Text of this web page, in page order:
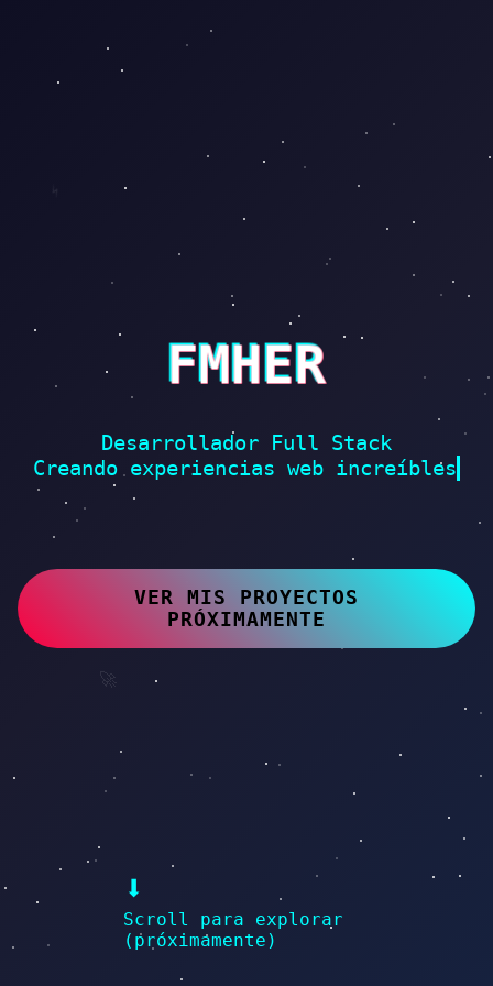
FMHER
Desarrollador Full Stack
Creando experiencias web increíbles
VER MIS PROYECTOS
PRÓXIMAMENTE
⬇
Scroll para explorar
(próximamente)